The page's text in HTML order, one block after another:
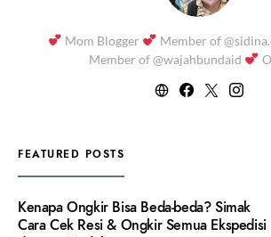
Mom Blogger
Member of
Member of @wajahbundaid
FEATURED POSTS
Kenapa Ongkir Bisa Beda-beda? Simak
Cara Cek Resi & Ongkir Semua Ekspedisi